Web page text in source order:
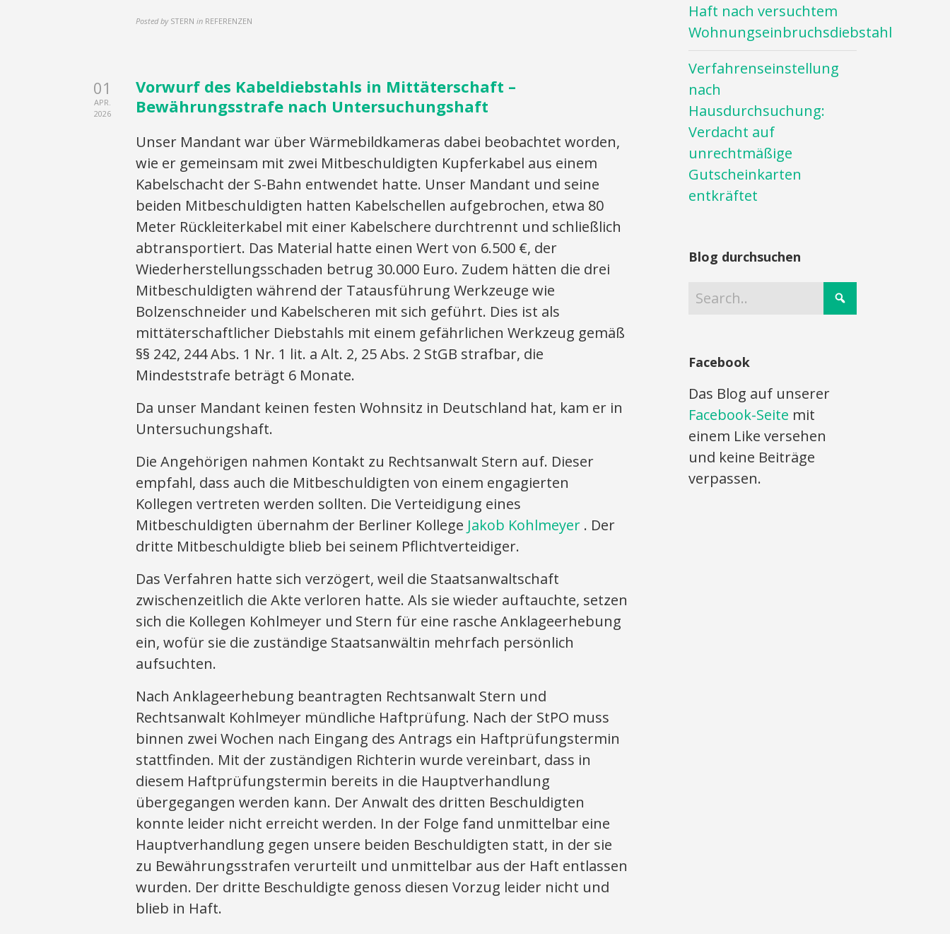
Posted by STERN in REFERENZEN
01
APR.
2026
Vorwurf des Kabeldiebstahls in Mittäterschaft –
Bewährungsstrafe nach Untersuchungshaft
Unser Mandant war über Wärmebildkameras dabei beobachtet worden,
wie er gemeinsam mit zwei Mitbeschuldigten Kupferkabel aus einem
Kabelschacht der S-Bahn entwendet hatte. Unser Mandant und seine
beiden Mitbeschuldigten hatten Kabelschellen aufgebrochen, etwa 80
Meter Rückleiterkabel mit einer Kabelschere durchtrennt und schließlich
abtransportiert. Das Material hatte einen Wert von 6.500 €, der
Wiederherstellungsschaden betrug 30.000 Euro. Zudem hätten die drei
Mitbeschuldigten während der Tatausführung Werkzeuge wie
Bolzenschneider und Kabelscheren mit sich geführt. Dies ist als
mittäterschaftlicher Diebstahls mit einem gefährlichen Werkzeug gemäß
§§ 242, 244 Abs. 1 Nr. 1 lit. a Alt. 2, 25 Abs. 2 StGB strafbar, die
Mindeststrafe beträgt 6 Monate.
Da unser Mandant keinen festen Wohnsitz in Deutschland hat, kam er in
Untersuchungshaft.
Die Angehörigen nahmen Kontakt zu Rechtsanwalt Stern auf. Dieser
empfahl, dass auch die Mitbeschuldigten von einem engagierten
Kollegen vertreten werden sollten. Die Verteidigung eines
Mitbeschuldigten übernahm der Berliner Kollege Jakob Kohlmeyer . Der
dritte Mitbeschuldigte blieb bei seinem Pflichtverteidiger.
Das Verfahren hatte sich verzögert, weil die Staatsanwaltschaft
zwischenzeitlich die Akte verloren hatte. Als sie wieder auftauchte, setzen
sich die Kollegen Kohlmeyer und Stern für eine rasche Anklageerhebung
ein, wofür sie die zuständige Staatsanwältin mehrfach persönlich
aufsuchten.
Nach Anklageerhebung beantragten Rechtsanwalt Stern und
Rechtsanwalt Kohlmeyer mündliche Haftprüfung. Nach der StPO muss
binnen zwei Wochen nach Eingang des Antrags ein Haftprüfungstermin
stattfinden. Mit der zuständigen Richterin wurde vereinbart, dass in
diesem Haftprüfungstermin bereits in die Hauptverhandlung
übergegangen werden kann. Der Anwalt des dritten Beschuldigten
konnte leider nicht erreicht werden. In der Folge fand unmittelbar eine
Hauptverhandlung gegen unsere beiden Beschuldigten statt, in der sie
zu Bewährungsstrafen verurteilt und unmittelbar aus der Haft entlassen
wurden. Der dritte Beschuldigte genoss diesen Vorzug leider nicht und
blieb in Haft.
Haft nach versuchtem
Wohnungseinbruchsdiebstahl
Verfahrenseinstellung
nach
Hausdurchsuchung:
Verdacht auf
unrechtmäßige
Gutscheinkarten
entkräftet
Blog durchsuchen
Facebook
Das Blog auf unserer
Facebook-Seite mit
einem Like versehen
und keine Beiträge
verpassen.